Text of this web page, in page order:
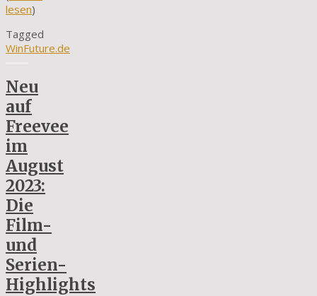
lesen)
Tagged
WinFuture.de
Neu
auf
Freevee
im
August
2023:
Die
Film-
und
Serien-
Highlights